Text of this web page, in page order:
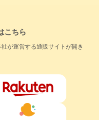
こちら
が運営する通販サイトが開き